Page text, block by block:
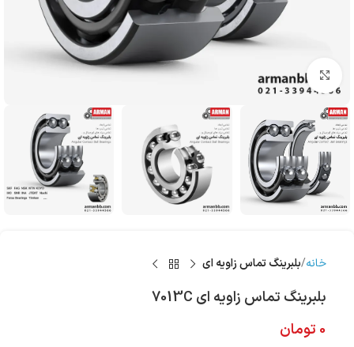
بزرگنمایی تصویر
خانه بلبرینگ تماس زاویه ای
بلبرینگ تماس زاویه ای 7013C
0 تومان